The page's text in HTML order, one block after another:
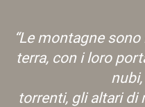
“Le montagne
terra, con i loro
torrenti, gli altari di